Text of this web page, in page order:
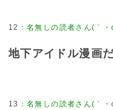
12 ：名無しの読者さん(｀・
地下アイドル漫画
13 ：名無しの読者さん(｀・